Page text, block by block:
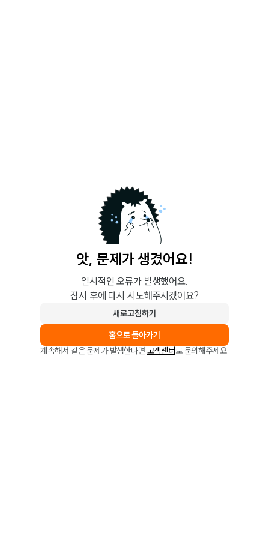
앗, 문제가 생겼어요!
일시적인 오류가 발생했어요.
잠시 후에 다시 시도해주시겠어요?
새로고침하기
홈으로 돌아가기
계속해서 같은 문제가 발생한다면 고객센터로 문의해주세요.